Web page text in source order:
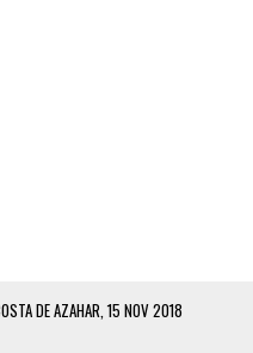
DE AZAHAR, 15 NOV 2018